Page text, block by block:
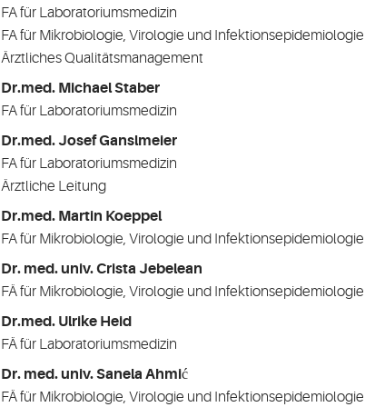
FA für Laboratoriumsmedizin
FA für Mikrobiologie, Virologie und Infektionsepidemiologie
Ärztliches Qualitätsmanagement
Dr.med. Michael Staber
FA für Laboratoriumsmedizin
Dr.med. Josef Ganslmeier
FA für Laboratoriumsmedizin
Ärztliche Leitung
Dr.med. Martin Koeppel
FA für Mikrobiologie, Virologie und Infektionsepidemiologie
Dr. med. univ. Crista Jebelean
FÄ für Mikrobiologie, Virologie und Infektionsepidemiologie
Dr.med. Ulrike Heid
FÄ für Laboratoriumsmedizin
Dr. med. univ. Sanela Ahmić
FÄ für Mikrobiologie, Virologie und Infektionsepidemiologie